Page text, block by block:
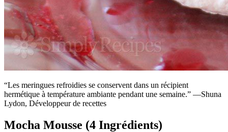
“Les meringues refroidies se conservent dans un récipient
hermétique à température ambiante pendant une semaine.” —Shuna
Lydon, Développeur de recettes
Mocha Mousse (4 Ingrédients)